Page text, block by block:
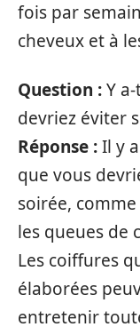
fois par
cheveux et à
Question :Y
devriez éviter
Réponse :Il y
que vous
soirée,
les queues de
Les coiffures
élaborées
entretenir